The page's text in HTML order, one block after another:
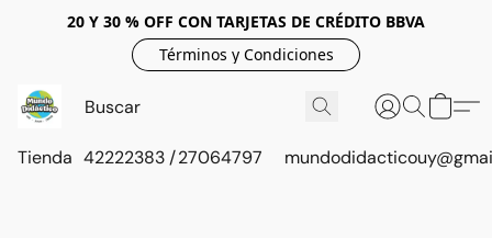
20 Y 30 % OFF CON TARJETAS DE CRÉDITO BBVA
Términos y Condiciones
Tienda 42222383 / 27064797